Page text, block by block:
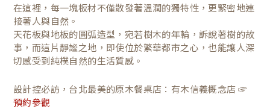
在這裡，每一塊板材不僅散發著溫潤的獨特性，更緊密地連
接著人與自然。
天花板與地板的圓弧造型，宛若樹木的年輪，訴說著樹的故
事，而這片靜謐之地，即使位於繁華都市之心，也能讓人深
切感受到純樸自然的生活質感。
設計控必訪，台北最美的原木餐桌店：有木信義概念店 ☞
預約參觀